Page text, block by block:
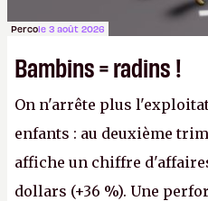
Percole 3 août 2026
Bambins = radins !
On n'arrête plus
enfants : au deuxième
affiche un chiffre
dollars (+36 %). Une